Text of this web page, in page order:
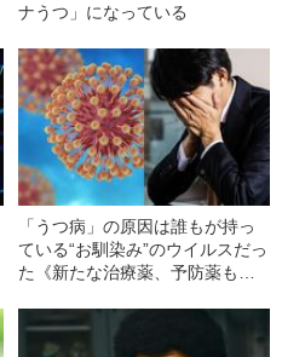
ナうつ」になっている
「うつ病」の原因は誰もが持っ
ている“お馴染み”のウイルスだっ
た《新たな治療薬、予防薬も視